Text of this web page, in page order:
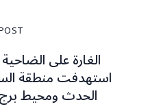
الغارة على
استهدفت منطقة
الحدث ومحيط برج